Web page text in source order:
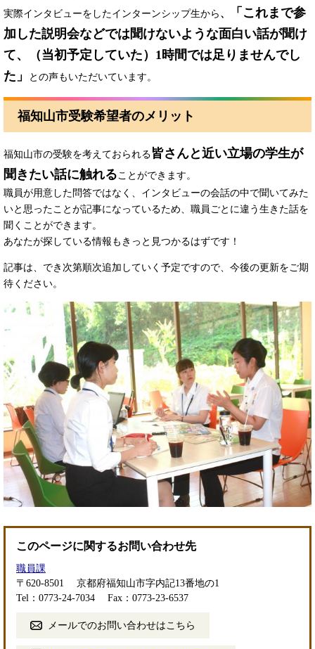
実際インタビューをしたインターンシップ生から 、
「これまで参
加した説明会などでは聞けないような面白い話が聞け
て、（当初予定していた）1時間では足りませんでし
た」
との声もいただいています。
福知山市受験希望者のメリット
福知山市の受験を考えておられる皆さんと近い立場の学生が
聞きたい話に触れることができます。
職員が用意した問答ではなく、インタビューの会話の中で聞いてみた
いと思ったことが記事になっているため、職員ごとに違う生きた話を
聞くことができます。
あなたが探している情報もきっと見つかるはずです！
記事は、でき次第順次追加していく予定ですので、今後の更新をご期
待ください。
このページに関するお問い合わせ先
職員課
〒620-8501
京都府福知山市字内記13番地の1
Tel：0773-24-7034
Fax：0773-23-6537
メールでのお問い合わせはこちら